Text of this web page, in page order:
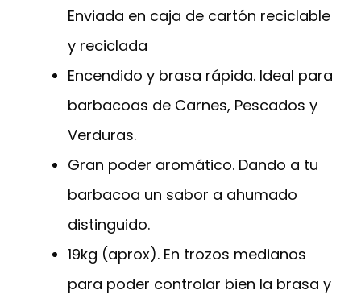
Enviada en caja de cartón reciclable
y reciclada
Encendido y brasa rápida. Ideal para
barbacoas de Carnes, Pescados y
Verduras.
Gran poder aromático. Dando a tu
barbacoa un sabor a ahumado
distinguido.
19kg (aprox). En trozos medianos
para poder controlar bien la brasa y